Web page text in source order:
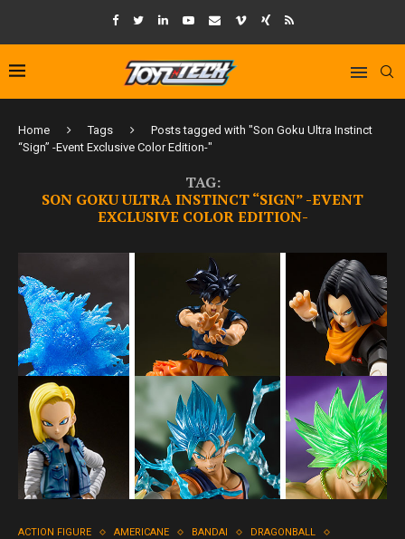
Home Tags
Posts tagged with "Son Goku Ultra Instinct
“Sign” -Event Exclusive Color Edition-"
TAG:
SON GOKU ULTRA INSTINCT “SIGN” -EVENT
EXCLUSIVE COLOR EDITION-
ACTION FIGURE AMERICANE BANDAI
DRAGONBALL